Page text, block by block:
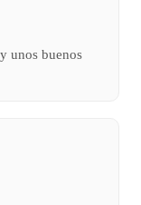
unos buenos